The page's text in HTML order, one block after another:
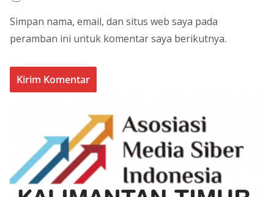
Simpan nama, email, dan situs web saya pada
peramban ini untuk komentar saya berikutnya.